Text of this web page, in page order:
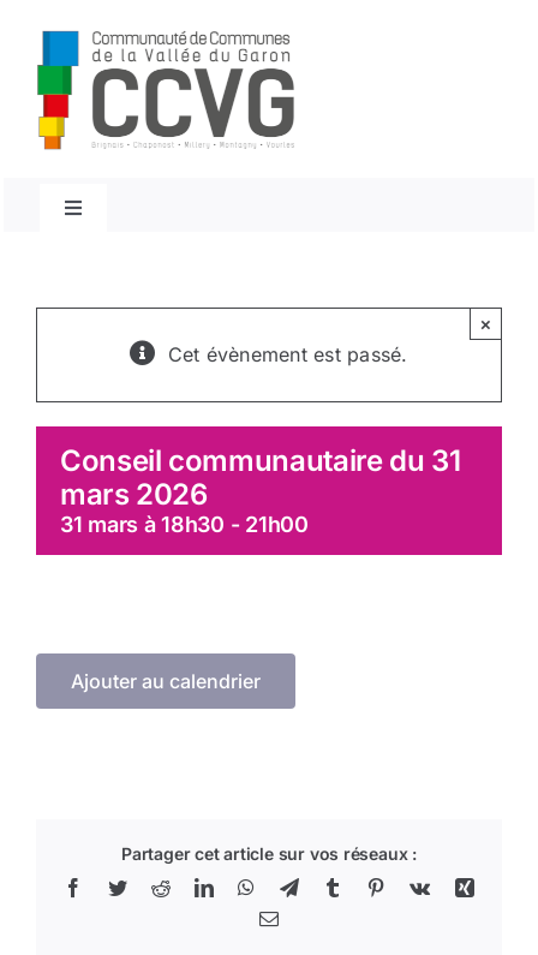
Navigation
Conseils Communautaires
Décisions du président
Décisions du Bureau
Cet évènement est passé.
×
Conseil communautaire du 31
mars 2026
31 mars à 18h30 - 21h00
Ajouter au calendrier
Partager cet article sur vos réseaux :
Facebook
TwitterRedditLinkedInWhatsApp
TelegramTumblr Pinterest
Vk
Xing
Email